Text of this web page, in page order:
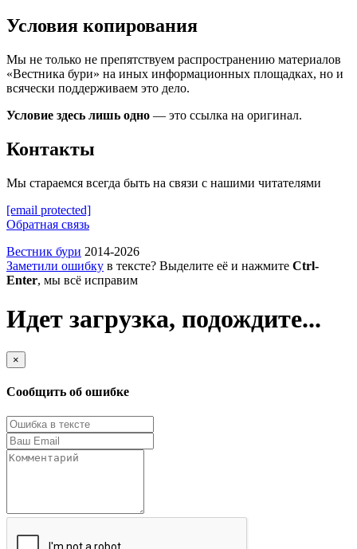
Условия копирования
Мы не только не препятствуем распространению материалов
«Вестника бури» на иных информационных площадках, но и
всячески поддерживаем это дело.
Условие здесь лишь одно — это ссылка на оригинал.
Контакты
Мы стараемся всегда быть на связи с нашими читателями
[email protected]
Обратная связь
Вестник бури 2014-2026
Заметили ошибку в тексте? Выделите её и нажмите Ctrl-
Enter, мы всё исправим
Идет загрузка, подождите...
×
Сообщить об ошибке